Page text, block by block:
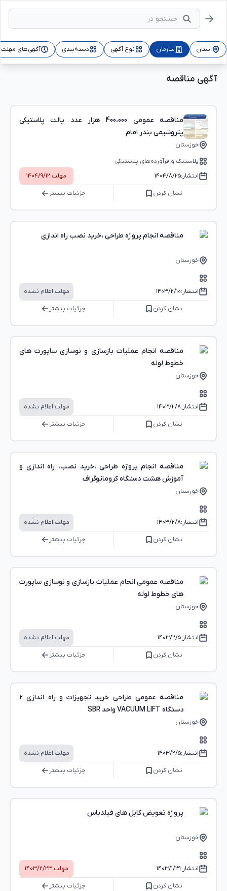
استان سازمان نوع آگهی دسته‌بندی آگهی‌های
آگهی مناقصه
مناقصه عمومی 400،000 هزار عدد پالت پلاستیکی
پتروشیمی بندر امام
خوزستان
پلاستیک و فرآورده‌های پلاستیکی
انتشار:۱۴۰۴/۸/۲۵ مهلت:۱۴۰۴/۹/۱۲
نشان کردن جزئیات بیشتر
مناقصه انجام پروژه طراحی ،خرید نصب راه اندازی
خوزستان
انتشار:۱۴۰۳/۲/۱۰ مهلت:اعلام نشده
نشان کردن جزئیات بیشتر
مناقصه انجام عملیات بازسازی و نوسازی ساپورت های
خطوط لوله
خوزستان
انتشار:۱۴۰۳/۲/۸ مهلت:اعلام نشده
نشان کردن جزئیات بیشتر
مناقصه انجام پروژه طراحی ،خرید نصب، راه اندازی و
آموزش هشت دستگاه کروماتوگراف
خوزستان
انتشار:۱۴۰۳/۲/۸ مهلت:اعلام نشده
نشان کردن جزئیات بیشتر
مناقصه عمومی انجام عملیات بازسازی و نوسازی ساپورت
های خطوط لوله
خوزستان
انتشار:۱۴۰۳/۲/۵ مهلت:اعلام نشده
نشان کردن جزئیات بیشتر
مناقصه عمومی طراحی خرید تجهیزات و راه اندازی ۲
دستگاه VACUUM LIFT واحد SBR
خوزستان
انتشار:۱۴۰۳/۲/۵ مهلت:اعلام نشده
نشان کردن جزئیات بیشتر
پروژه تعویض کابل های فیلدباس
خوزستان
انتشار:۱۴۰۳/۱/۲۹ مهلت:۱۴۰۳/۲/۲۳
نشان کردن جزئیات بیشتر